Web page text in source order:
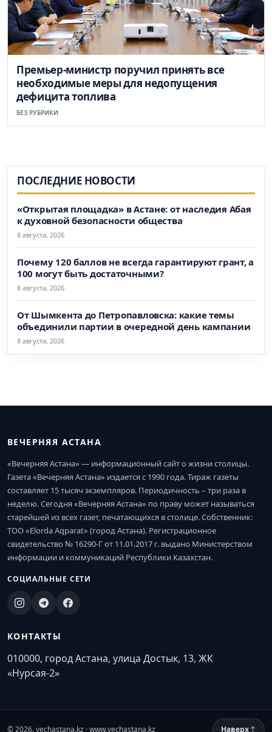
Премьер-министр поручил принять все
необходимые меры для недопущения
дефицита топлива
БЕЗ РУБРИКИ
ПОСЛЕДНИЕ НОВОСТИ
«Открытая площадка» в Астане: от наследия Абая
к духовной безопасности общества
8 августа, 2026
Почему 120 баллов не всегда гарантируют грант, а
100 могут быть достаточными?
8 августа, 2026
От Шымкента до Петропавловска: какие темы
объединили партии в очередной день кампании
8 августа, 2026
ВЕЧЕРНЯЯ АСТАНА
«Вечерняя Астана» — информационный сайт о жизни столицы.
Газета «Вечерняя Астана» издается с 1990 года. Тираж газеты
составляет 15 тысяч экземпляров. Периодичность – три раза в
неделю. Сегодня «Вечерняя Астана» по праву может называться
старейшей из всех газет, печатающихся в столице. Собственник:
ТОО «Elorda Aqparat» (город Астана). Регистрационное
свидетельство № 16290-Г от 11.01.2017 г. выдано Министерством
информации и коммуникаций Республики Казахстан.
СОЦИАЛЬНЫЕ СЕТИ
КОНТАКТЫ
010000, город Астана, улица Достык, 13, ЖК
«Нурсая-2»
© 2026. vechastana.kz · www.vechastana.kz Наверх